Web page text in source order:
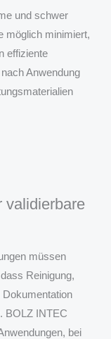
und schwer
möglich minimiert,
effiziente
Anwendung
validierbare
müssen
Reinigung,
Dokumentation
BOLZ INTEC
bei